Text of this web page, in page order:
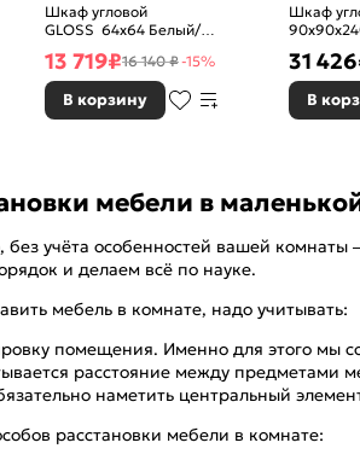
Шкаф угловой
GLOSS 64х64 Белый/
13 719₽16 140 ₽-15%
В корзину
Шкаф
31 426
В
мебели в
без учёта особенностей вашей
и делаем всё по науке.
мебель в комнате, надо учитывать:
помещения. Именно для этого мы
расстояние между предметами
наметить центральный
расстановки мебели в комнате: